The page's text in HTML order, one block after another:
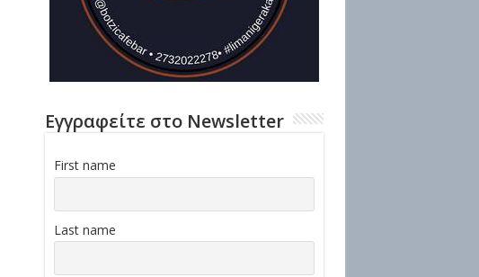
Εγγραφείτε στο Newsletter
First name
Last name